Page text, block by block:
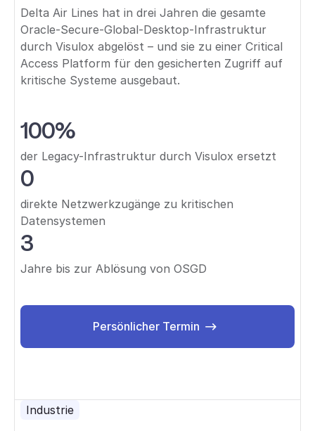
Delta Air Lines hat in drei Jahren die gesamte
Oracle-Secure-Global-Desktop-Infrastruktur
durch Visulox abgelöst – und sie zu einer Critical
Access Platform für den gesicherten Zugriff auf
kritische Systeme ausgebaut.
100%
der Legacy-Infrastruktur durch Visulox ersetzt
0
direkte Netzwerkzugänge zu kritischen
Datensystemen
3
Jahre bis zur Ablösung von OSGD
Persönlicher Termin
Industrie